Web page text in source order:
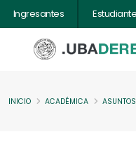
Ingresantes
INICIO ACADÉMICA